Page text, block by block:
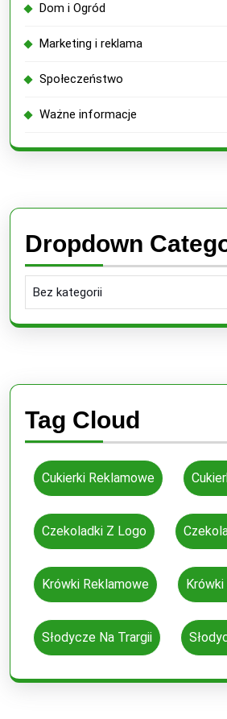
Dom i Ogród
Marketing i reklama
Społeczeństwo
Ważne informacje
Dropdown
Tag Cloud
Cukierki Reklamowe
Czekoladki Z Logo
Krówki Reklamowe Krówki
Słodycze Na Trargii